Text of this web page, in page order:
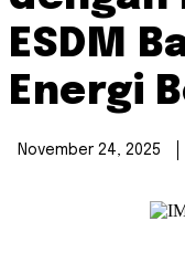
ESDM
Energi
November 24, 2025